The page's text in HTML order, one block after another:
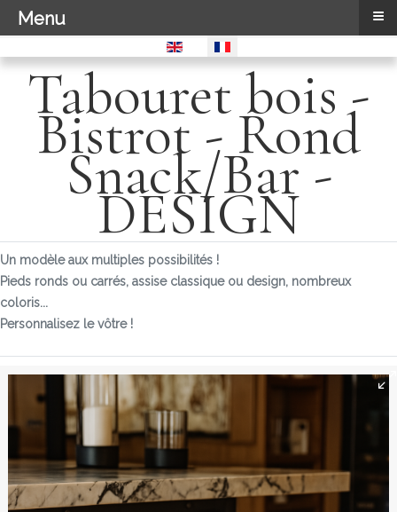
Tabouret bois -
Bistrot - Rond
Snack/Bar -
DESIGN
Un modèle aux multiples possibilités !
Pieds ronds ou carrés, assise classique ou design, nombreux
coloris...
Personnalisez le vôtre !
Menu ≡